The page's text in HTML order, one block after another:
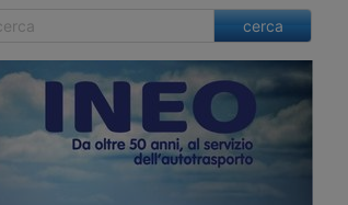
Washington punta ad annunciare
l’accordo provvisorio con Teheran e
di Hormuz, mentre sulla rotta omanita
una portarinfuse greca viene colpita
da un proiettile e nel Mar Rosso gli
Houthi rivendicano l’ottavo attacco a
una petroliera saudita dal 22 luglio.
cerca